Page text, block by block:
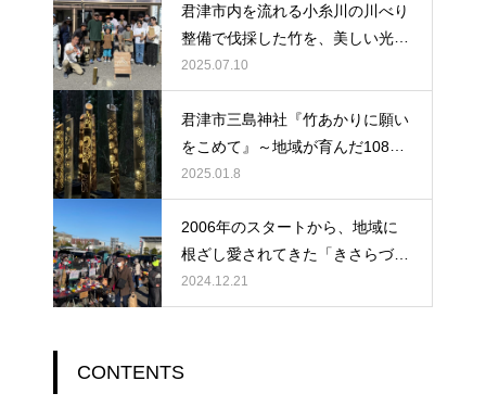
君津市内を流れる小糸川の川べり
整備で伐採した竹を、美しい光へ
と生まれ変わらせよう！
2025.07.10
君津市三島神社『竹あかりに願い
をこめて』～地域が育んだ108本
の光が紡ぐ物語
2025.01.8
2006年のスタートから、地域に
根ざし愛されてきた「きさらづ朝
市」が、ついに400回という大き
な節目を迎えました。
2024.12.21
CONTENTS